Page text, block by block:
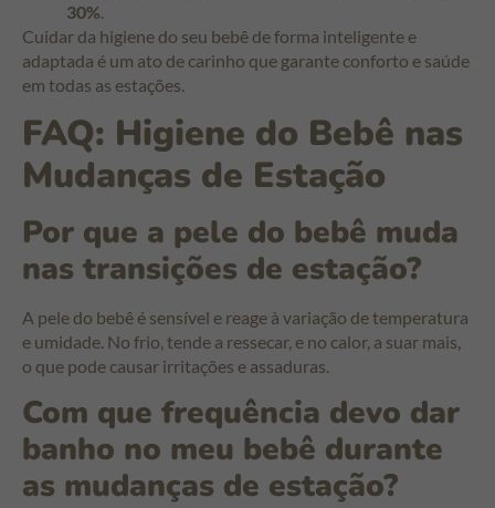
30%.
Cuidar da higiene do seu bebê de forma inteligente e
adaptada é um ato de carinho que garante conforto e saúde
em todas as estações.
FAQ: Higiene do Bebê nas
Mudanças de Estação
Por que a pele do bebê muda
nas transições de estação?
A pele do bebê é sensível e reage à variação de temperatura
e umidade. No frio, tende a ressecar, e no calor, a suar mais,
o que pode causar irritações e assaduras.
Com que frequência devo dar
banho no meu bebê durante
as mudanças de estação?